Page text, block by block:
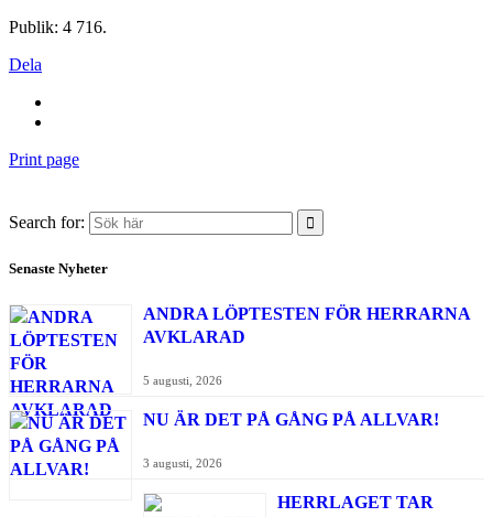
Publik: 4 716.
Dela
Print page
Search for:
Senaste Nyheter
ANDRA LÖPTESTEN FÖR HERRARNA
AVKLARAD
5 augusti, 2026
NU ÄR DET PÅ GÅNG PÅ ALLVAR!
3 augusti, 2026
HERRLAGET TAR